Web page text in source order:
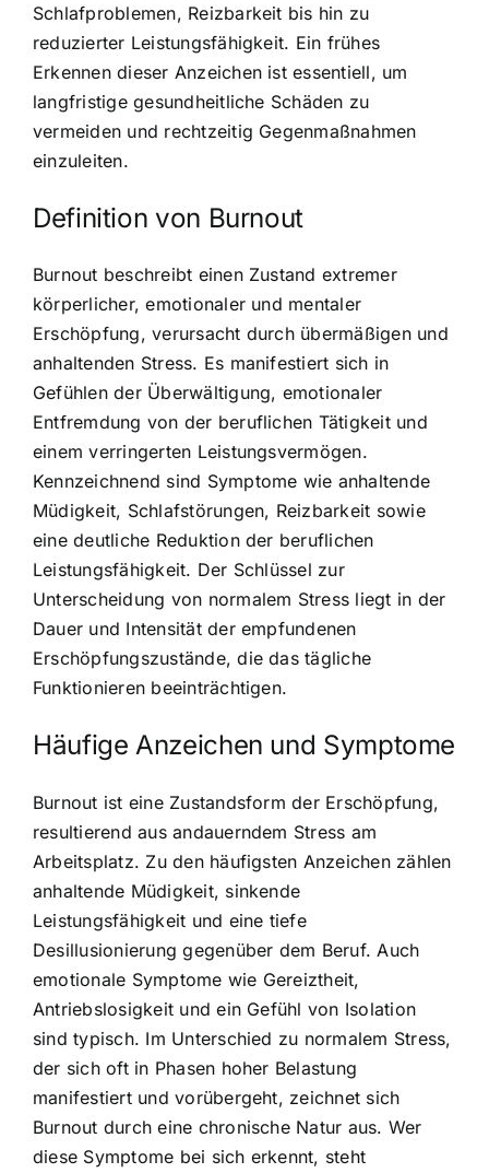
Schlafproblemen, Reizbarkeit bis hin zu
reduzierter Leistungsfähigkeit. Ein frühes
Erkennen dieser Anzeichen ist essentiell, um
langfristige gesundheitliche Schäden zu
vermeiden und rechtzeitig Gegenmaßnahmen
einzuleiten.
Definition von Burnout
Burnout beschreibt einen Zustand extremer
körperlicher, emotionaler und mentaler
Erschöpfung, verursacht durch übermäßigen und
anhaltenden Stress. Es manifestiert sich in
Gefühlen der Überwältigung, emotionaler
Entfremdung von der beruflichen Tätigkeit und
einem verringerten Leistungsvermögen.
Kennzeichnend sind Symptome wie anhaltende
Müdigkeit, Schlafstörungen, Reizbarkeit sowie
eine deutliche Reduktion der beruflichen
Leistungsfähigkeit. Der Schlüssel zur
Unterscheidung von normalem Stress liegt in der
Dauer und Intensität der empfundenen
Erschöpfungszustände, die das tägliche
Funktionieren beeinträchtigen.
Häufige Anzeichen und Symptome
Burnout ist eine Zustandsform der Erschöpfung,
resultierend aus andauerndem Stress am
Arbeitsplatz. Zu den häufigsten Anzeichen zählen
anhaltende Müdigkeit, sinkende
Leistungsfähigkeit und eine tiefe
Desillusionierung gegenüber dem Beruf. Auch
emotionale Symptome wie Gereiztheit,
Antriebslosigkeit und ein Gefühl von Isolation
sind typisch. Im Unterschied zu normalem Stress,
der sich oft in Phasen hoher Belastung
manifestiert und vorübergeht, zeichnet sich
Burnout durch eine chronische Natur aus. Wer
diese Symptome bei sich erkennt, steht